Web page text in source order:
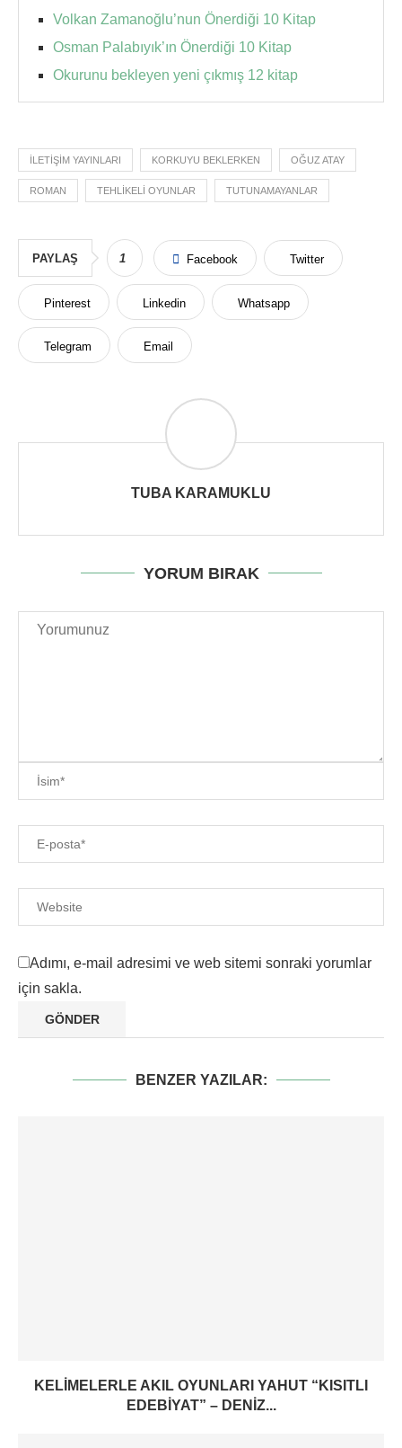
Volkan Zamanoğlu’nun Önerdiği 10 Kitap
Osman Palabıyık’ın Önerdiği 10 Kitap
Okurunu bekleyen yeni çıkmış 12 kitap
İLETIŞIM YAYINLARI KORKUYU BEKLERKEN OĞUZ ATAY
ROMAN TEHLIKELI OYUNLAR TUTUNAMAYANLAR
PAYLAŞ 1 Facebook Twitter
Pinterest Linkedin Whatsapp
Telegram Email
TUBA KARAMUKLU
YORUM BIRAK
Adımı, e-mail adresimi ve web sitemi sonraki yorumlar
için sakla.
BENZER YAZILAR:
KELIMELERLE AKIL OYUNLARI YAHUT “KISITLI
EDEBIYAT” – DENIZ...